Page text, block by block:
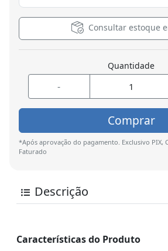
Consultar estoque
Quantidade
-
Comprar
*Após aprovação do pagamento. Exclusivo PIX,
Faturado
Descrição
Características do Produto